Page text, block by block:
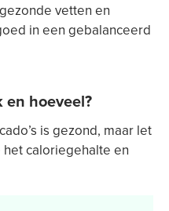
vetten en
in een gebalanceerd
en hoeveel?
is gezond, maar let
caloriegehalte en